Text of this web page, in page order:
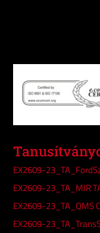
EX2609-
EX2609-23_TA_MIR
EX2609-23_TA_QMS
EX2609-